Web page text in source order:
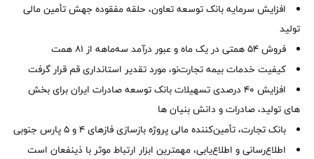
افزایش سرمایه بانک توسعه تعاون، حلقه مفقوده جهش تأمین مالی
تولید
فروش 54 همتی در یک ماه و عبور درآمد سه‌ماهه از 81 همت
کیفیت خدمات بیمه تجارت‌نو، مورد تقدیر استانداری قم قرار گرفت
افزایش 40 درصدی تسهیلات بانک توسعه صادرات ایران برای بخش
های تولید، صادرات و دانش بنیان ها
بانک تجارت، تأمین‌کننده مالی پروژه بازسازی فازهای ۴ و ۵ پارس جنوبی
اطلاع‌رسانی و اطلاع‌یابی، مهمترین ابزار ارتباط موثر با ذینفعان است